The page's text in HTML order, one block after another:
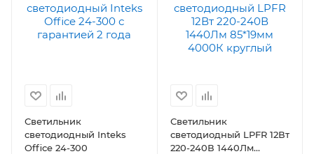
Светильник
светодиодный Inteks
Office 24-300
Светильник
светодиодный LPFR 12Вт
220-240В 1440Лм